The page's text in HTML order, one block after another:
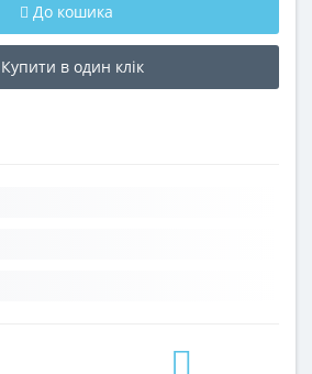
До кошика
Купити в один клік